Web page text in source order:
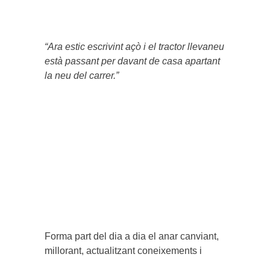
“Ara estic escrivint açò i el tractor llevaneu
està passant per davant de casa apartant
la neu del carrer.”
Forma part del dia a dia el anar canviant,
millorant, actualitzant coneixements i